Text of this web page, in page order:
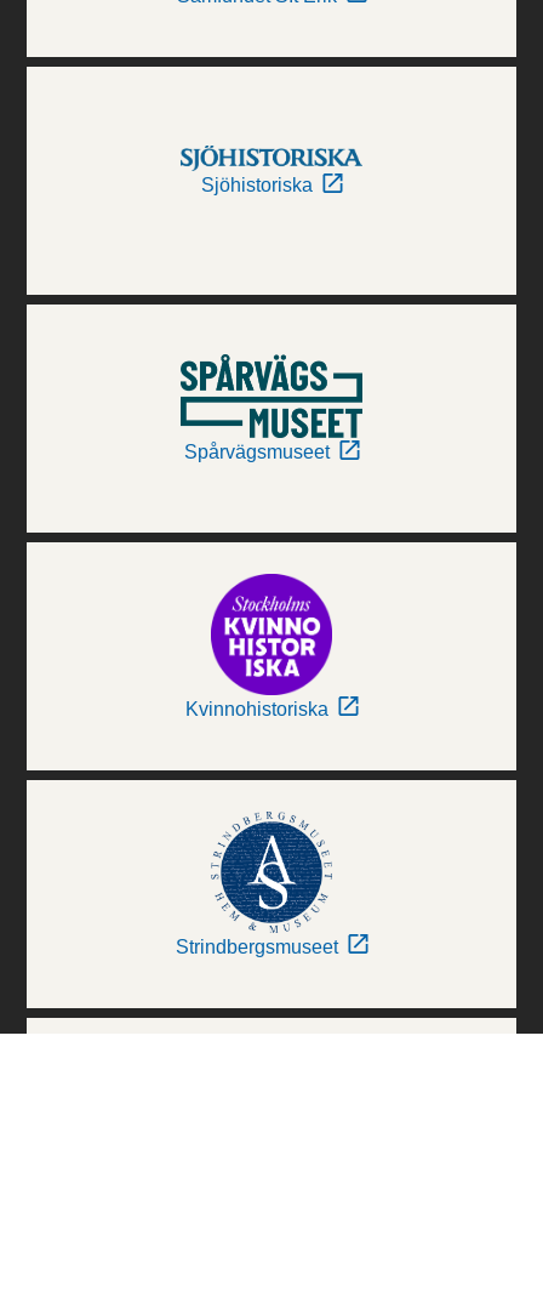
Sjöhistoriska
Spårvägsmuseet
Kvinnohistoriska
Strindbergsmuseet